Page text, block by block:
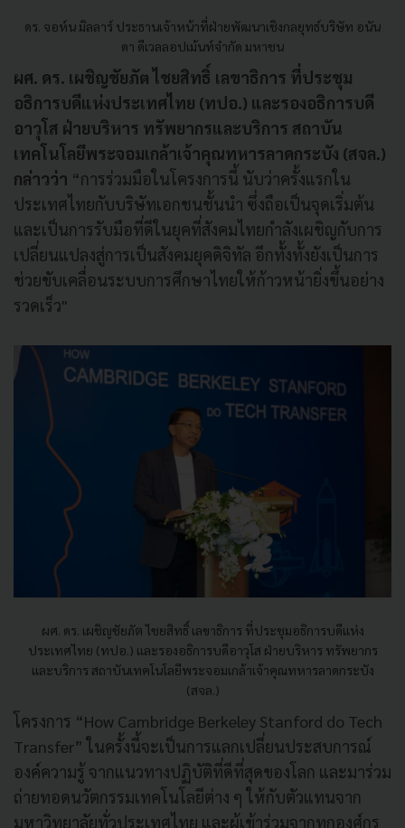
ดร. จอห์น มิลลาร์ ประธานเจ้าหน้าที่ฝ่ายพัฒนาเชิงกลยุทธ์บริษัท อนัน
ดา ดีเวลลอปเม้นท์จำกัด มหาชน
ผศ. ดร. เผชิญชัยภัต ไชยสิทธิ์ เลขาธิการ ที่ประชุม
อธิการบดีแห่งประเทศไทย (ทปอ.) และรองอธิการบดี
อาวุโส ฝ่ายบริหาร ทรัพยากรและบริการ สถาบัน
เทคโนโลยีพระจอมเกล้าเจ้าคุณทหารลาดกระบัง (สจล.)
กล่าวว่า “การร่วมมือในโครงการนี้ นับว่าครั้งแรกใน
ประเทศไทยกับบริษัทเอกชนชั้นนํา ซึ่งถือเป็นจุดเริ่มต้น
และเป็นการรับมือที่ดีในยุคที่สังคมไทยกําลังเผชิญกับการ
เปลี่ยนแปลงสู่การเป็นสังคมยุคดิจิทัล อีกทั้งทั้งยังเป็นการ
ช่วยขับเคลื่อนระบบการศึกษาไทยให้ก้าวหน้ายิ่งขึ้นอย่าง
รวดเร็ว"
ผศ. ดร. เผชิญชัยภัต ไชยสิทธิ์ เลขาธิการ ที่ประชุมอธิการบดีแห่ง
ประเทศไทย (ทปอ.) และรองอธิการบดีอาวุโส ฝ่ายบริหาร ทรัพยากร
และบริการ สถาบันเทคโนโลยีพระจอมเกล้าเจ้าคุณทหารลาดกระบัง
(สจล.)
โครงการ “How Cambridge Berkeley Stanford do Tech
Transfer”ในครั้งนี้จะเป็นการแลกเปลี่ยนประสบการณ์
องค์ความรู้ จากแนวทางปฏิบัติที่ดีที่สุดของโลก และมาร่วม
ถ่ายทอดนวัตกรรมเทคโนโลยีต่าง ๆ ให้กับตัวแทนจาก
มหาวิทยาลัยทั่วประเทศไทย และผู้เข้าร่วมจากทุกองศ์กร